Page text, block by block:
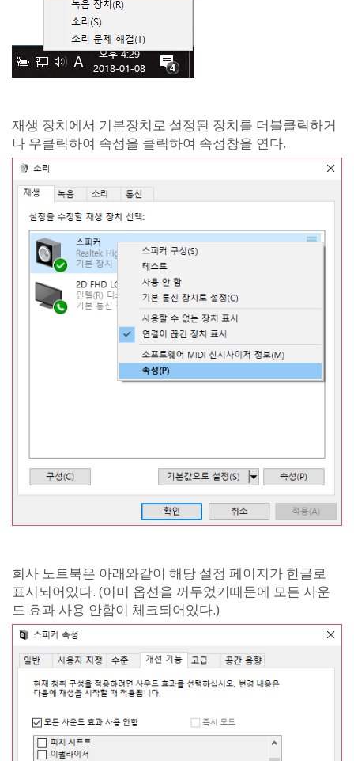
재생 장치에서 기본장치로 설정된 장치를 더블클릭하거
나 우클릭하여 속성을 클릭하여 속성창을 연다.
회사 노트북은 아래와같이 해당 설정 페이지가 한글로
표시되어있다. (이미 옵션을 꺼두었기때문에 모든 사운
드 효과 사용 안함이 체크되어있다.)